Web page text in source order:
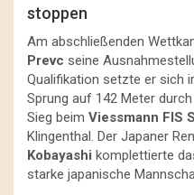
stoppen
Am abschließenden
Prevc seine
Qualifikation setzte er sich
Sprung auf 142 Meter
Sieg beim Viessmann FIS
Klingenthal. Der Japaner
Kobayashi komplettierte
starke japanische